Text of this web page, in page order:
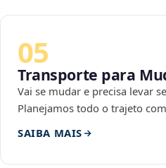
05
Transporte para
Vai se mudar e precisa levar
Planejamos todo o trajeto
SAIBA MAIS